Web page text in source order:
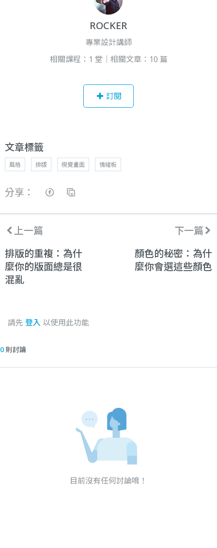
ROCKER
專業設計講師
相關課程：1 堂｜相關文章：10 篇
訂閱
文章標籤
風格 排版 視覺畫面 情緒板
分享：
上一篇
排版的重複：為什
麼你的版面總是很
混亂
下一篇
顏色的秘密：為什
麼你會選這些顏色
請先 登入 以使用此功能
0 則討論
目前沒有任何討論唷！